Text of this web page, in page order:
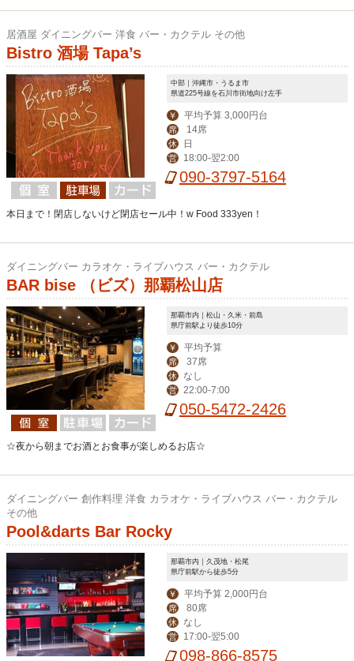
居酒屋 ダイニングバー 洋食 バー・カクテル その他
Bistro 酒場 Tapa’s
中部｜沖縄市・うるま市
県道225号線を石川市街地向け左手
￥ 平均予算 3,000円台
席 14席
休 日
営 18:00-翌2:00
090-3797-5164
本日まで！閉店しないけど閉店セール中！w Food 333yen！
ダイニングバー カラオケ・ライブハウス バー・カクテル
BAR bise （ビズ）那覇松山店
那覇市内｜松山・久米・前島
県庁前駅より徒歩10分
￥ 平均予算
席 37席
休 なし
営 22:00-7:00
050-5472-2426
☆夜から朝までお酒とお食事が楽しめるお店☆
ダイニングバー 創作料理 洋食 カラオケ・ライブハウス バー・カクテル
その他
Pool&darts Bar Rocky
那覇市内｜久茂地・松尾
県庁前駅から徒歩5分
￥ 平均予算 2,000円台
席 80席
休 なし
営 17:00-翌5:00
098-866-8575